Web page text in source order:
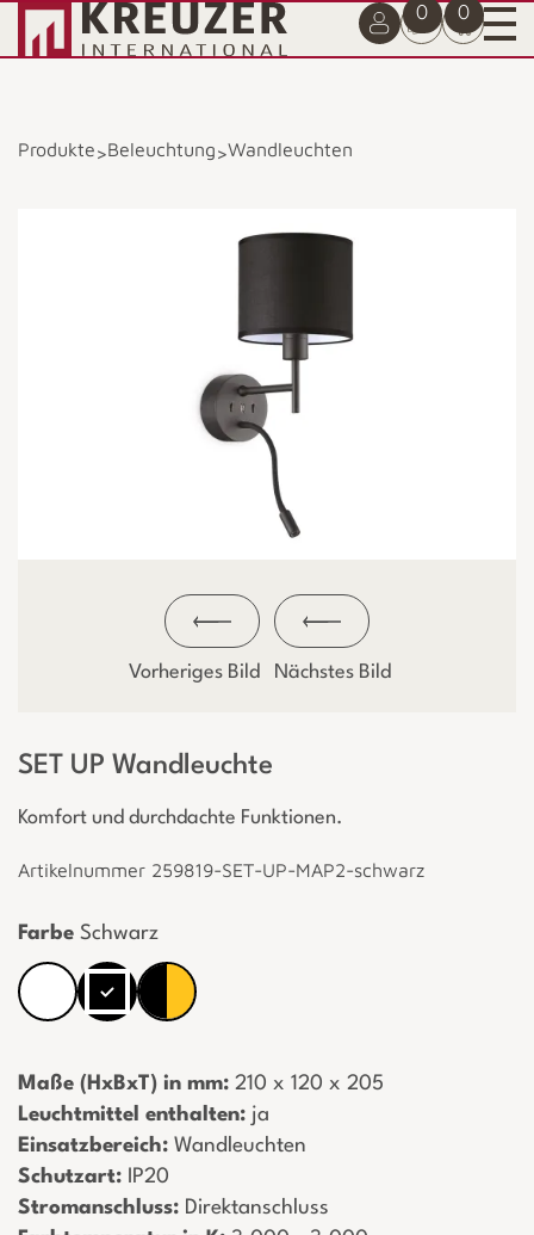
0 0
Produkte>Beleuchtung>Wandleuchten
Vorheriges Bild Nächstes Bild
SET UP Wandleuchte
Komfort und durchdachte Funktionen.
Artikelnummer 259819-SET-UP-MAP2-schwarz
Farbe Schwarz
Maße (HxBxT) in mm: ­ 210 x 120 x 205
Leuchtmittel enthalten: ­ ja
Einsatzbereich: ­ Wandleuchten
Schutzart: ­ IP20
Stromanschluss: ­ Direktanschluss